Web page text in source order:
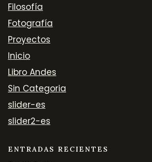
Filosofía
Fotografía
Proyectos
Inicio
Libro Andes
Sin Categoria
slider-es
slider2-es
ENTRADAS RECIENTES